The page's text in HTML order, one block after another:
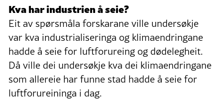
Kva har industrien å seie?
Eit av spørsmåla forskarane ville undersøkje
var kva industrialiseringa og klimaendringane
hadde å seie for luftforureing og dødelegheit.
Då ville dei undersøkje kva dei klimaendringane
som allereie har funne stad hadde å seie for
luftforureininga i dag.